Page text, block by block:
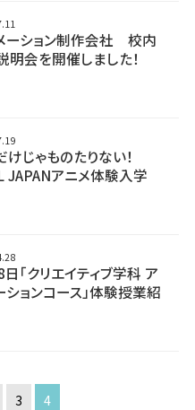
ーション制作会社 校内
明会を開催しました！
けじゃものたりない！
JAPANアニメ体験入学
「クリエイティブ学科 ア
ションコース」体験授業紹
3 4